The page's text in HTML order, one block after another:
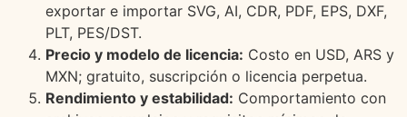
exportar e importar SVG, AI, CDR, PDF, EPS, DXF,
PLT, PES/DST.
Precio y modelo de licencia: Costo en USD, ARS y
MXN; gratuito, suscripción o licencia perpetua.
Rendimiento y estabilidad: Comportamiento con